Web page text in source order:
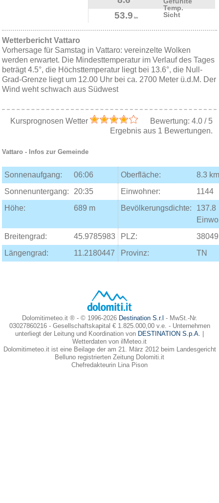
Temp.
53.9 km Sicht
Wetterbericht Vattaro
Vorhersage für Samstag in Vattaro: vereinzelte Wolken
werden erwartet. Die Mindesttemperatur im Verlauf des Tages
beträgt 4.5°, die Höchsttemperatur liegt bei 13.6°, die Null-
Grad-Grenze liegt um 12.00 Uhr bei ca. 2700 Meter ü.d.M. Der
Wind weht schwach aus Südwest
Kursprognosen Wetter Bewertung: 4.0/ 5
Ergebnis aus 1 Bewertungen.
Vattaro - Infos zur Gemeinde
Sonnenaufgang: 06:06 Oberfläche:
8.3
Sonnenuntergang:
20:35 Einwohner:
1144
Höhe:
689 m Bevölkerungsdichte:
137.8
Breitengrad:
45.9785983 PLZ:
38049
Längengrad:
11.2180447 Provinz: TN
Dolomitimeteo.it ® - © 1996-2026 Destination S.r.l - MwSt.-Nr.
03027860216 - Gesellschaftskapital € 1.825.000,00 v.e. - Unternehmen
unterliegt der Leitung und Koordination von DESTINATION S.p.A.
Wetterdaten von ilMeteo.it
Dolomitimeteo.it ist eine Beilage der am 21. März 2012 beim Landesgericht
Belluno registrierten Zeitung Dolomiti.it
Chefredakteurin Lina Pison